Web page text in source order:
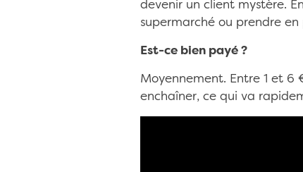
devenir un client mystère.
supermarché ou prendre en
Est-ce bien payé ?
Moyennement. Entre 1 et 6
enchaîner, ce qui va